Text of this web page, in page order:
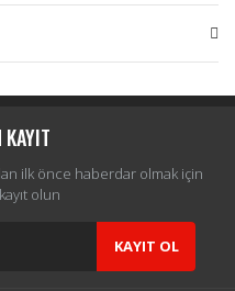
KAYIT
ilk önce haberdar olmak için
olun
KAYIT OL